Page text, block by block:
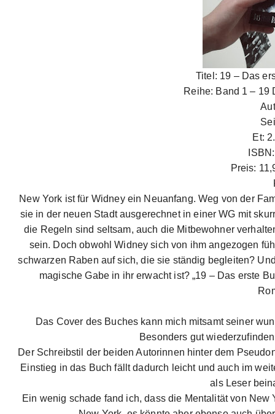
Titel: 19 – Das
Reihe: Band 1 – 19
Et:
Preis:
New York ist für Widney ein Neuanfang. Weg von der
sie in der neuen Stadt ausgerechnet in einer WG mit
die Regeln sind seltsam, auch die Mitbewohner
sein. Doch obwohl Widney sich von ihm angezogen
schwarzen Raben auf sich, die sie ständig begleiten?
magische Gabe in ihr erwacht ist? „19 – Das erste
Das Cover des Buches kann mich mitsamt seiner
Besonders gut
Der Schreibstil der beiden Autorinnen hinter dem
Einstieg in das Buch fällt dadurch leicht und auch im
als Leser
Ein wenig schade fand ich, dass die Mentalität von